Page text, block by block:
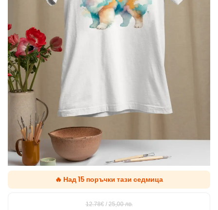
🔥 Над 15 поръчки тази седмица
12.78€ / 25,00лв.